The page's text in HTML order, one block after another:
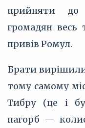
прийняти до
громадян весь
привів Ромул.
Брати
тому самому
Тибру (це і
пагорб —